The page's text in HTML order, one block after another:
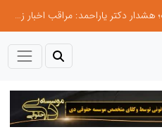
طرحواره های فعال شده در پساجنگ؛ هشدار دکتر یاراحمد: مراقب اخبار زرد و واکنش های هیجانی باشید